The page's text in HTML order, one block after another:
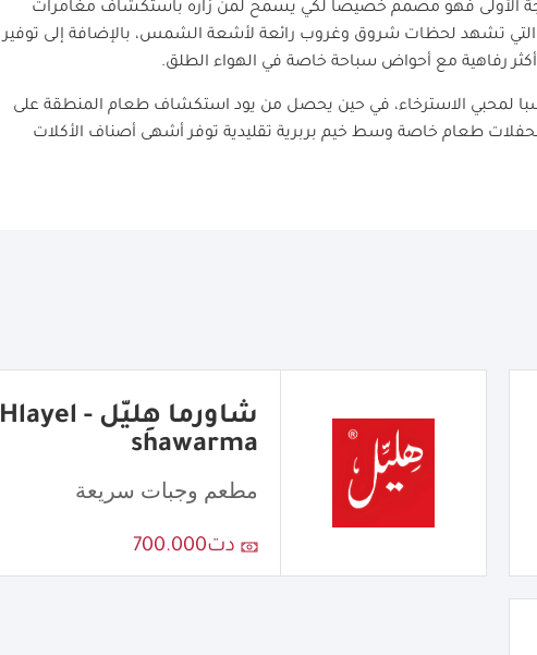
الأولى فهو مصمم خصيصاً لكي يسمح لمن زاره باستكشاف مغامرات
على الوحات الصحراوية التي تشهد لحظات شروق وغروب رائعة لأشعة الشمس، بالإضافة إلى توفير
لمحبي الاسترخاء، في حين يحصل من يود استكشاف طعام المنطقة على
طعام خاصة وسط خيم بربرية تقليدية توفر أشهى أصناف الأكلات
شاورما هِليّل - Hlayel
shawarma
مطعم وجبات سريعة
دت700.000